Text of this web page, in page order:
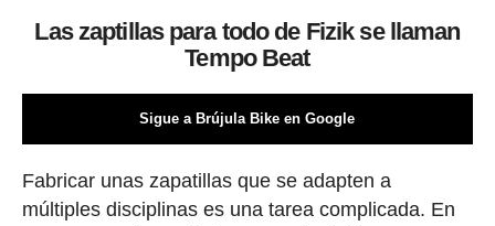
Las zaptillas para todo de Fizik se llaman
Tempo Beat
Sigue a Brújula Bike en Google
Fabricar unas zapatillas que se adapten a
múltiples disciplinas es una tarea complicada. En